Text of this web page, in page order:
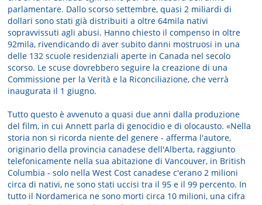
parlamentare. Dallo scorso settembre, quasi 2 miliardi di
dollari sono stati già distribuiti a oltre 64mila nativi
sopravvissuti agli abusi. Hanno chiesto il compenso in oltre
92mila, rivendicando di aver subito danni mostruosi in una
delle 132 scuole residenziali aperte in Canada nel secolo
scorso. Le scuse dovrebbero seguire la creazione di una
Commissione per la Verità e la Riconciliazione, che verrà
inaugurata il 1 giugno.
Tutto questo è avvenuto a quasi due anni dalla produzione
del film, in cui Annett parla di genocidio e di olocausto. «Nella
storia non si ricorda niente del genere - afferma l'autore,
originario della provincia canadese dell'Alberta, raggiunto
telefonicamente nella sua abitazione di Vancouver, in British
Columbia - solo nella West Cost canadese c'erano 2 milioni
circa di nativi, ne sono stati uccisi tra il 95 e il 99 percento. In
tutto il Nordamerica ne sono morti circa 10 milioni, una cifra